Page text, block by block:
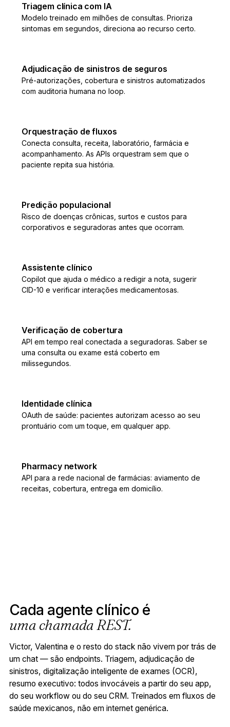
Triagem clínica com IA
Modelo treinado em milhões de consultas. Prioriza
sintomas em segundos, direciona ao recurso certo.
Adjudicação de sinistros de seguros
Pré-autorizações, cobertura e sinistros automatizados
com auditoria humana no loop.
Orquestração de fluxos
Conecta consulta, receita, laboratório, farmácia e
acompanhamento. As APIs orquestram sem que o
paciente repita sua história.
Predição populacional
Risco de doenças crônicas, surtos e custos para
corporativos e seguradoras antes que ocorram.
Assistente clínico
Copilot que ajuda o médico a redigir a nota, sugerir
CID-10 e verificar interações medicamentosas.
Verificação de cobertura
API em tempo real conectada a seguradoras. Saber se
uma consulta ou exame está coberto em
milissegundos.
Identidade clínica
OAuth de saúde: pacientes autorizam acesso ao seu
prontuário com um toque, em qualquer app.
Pharmacy network
API para a rede nacional de farmácias: aviamento de
receitas, cobertura, entrega em domicílio.
Cada agente clínico é
uma chamada REST.
Victor, Valentina e o resto do stack não vivem por trás de
um chat — são endpoints. Triagem, adjudicação de
sinistros, digitalização inteligente de exames (OCR),
resumo executivo: todos invocáveis a partir do seu app,
do seu workflow ou do seu CRM. Treinados em fluxos de
saúde mexicanos, não em internet genérica.